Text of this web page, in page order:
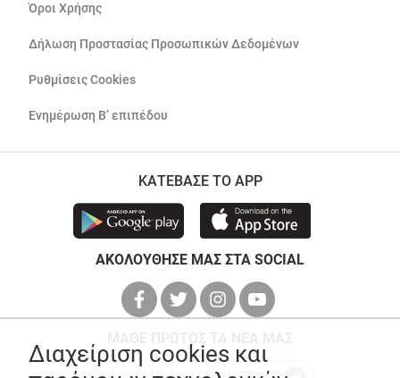
Όροι Χρήσης
Δήλωση Προστασίας Προσωπικών Δεδομένων
Ρυθμίσεις Cookies
Ενημέρωση Β’ επιπέδου
ΚΑΤΕΒΑΣΕ ΤΟ APP
ΑΚΟΛΟΥΘΗΣΕ ΜΑΣ ΣΤΑ SOCIAL
Διαχείριση cookies και